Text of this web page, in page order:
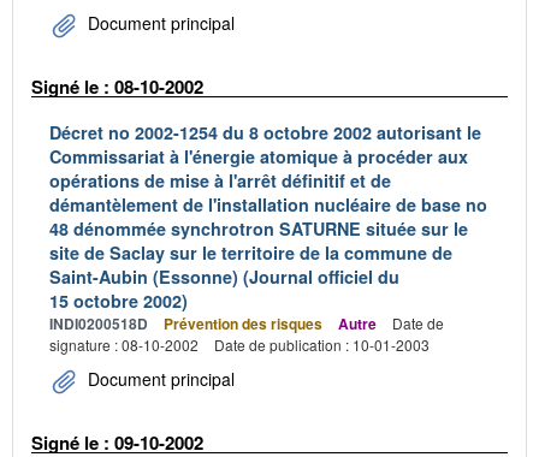
Document principal
Signé le : 08-10-2002
Décret no 2002-1254 du 8 octobre 2002 autorisant le
Commissariat à l'énergie atomique à procéder aux
opérations de mise à l'arrêt définitif et de
démantèlement de l'installation nucléaire de base no
48 dénommée synchrotron SATURNE située sur le
site de Saclay sur le territoire de la commune de
Saint-Aubin (Essonne) (Journal officiel du
15 octobre 2002)
INDI0200518D Prévention des risques Autre
Date de
signature : 08-10-2002
Date de publication : 10-01-2003
Document principal
Signé le : 09-10-2002